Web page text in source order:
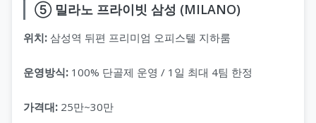
⑤ 밀라노 프라이빗 삼성 (MILANO)
위치: 삼성역 뒤편 프리미엄 오피스텔 지하룸
운영방식: 100% 단골제 운영 / 1일 최대 4팀 한정
가격대: 25만~30만